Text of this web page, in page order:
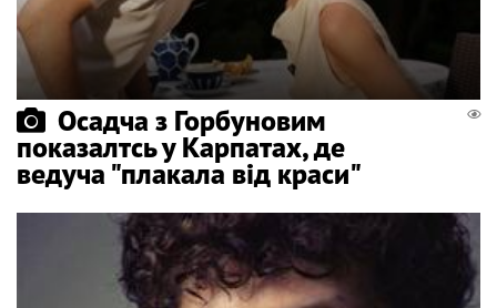
Осадча з Горбуновим
показалтсь у Карпатах, де
ведуча "плакала від краси"